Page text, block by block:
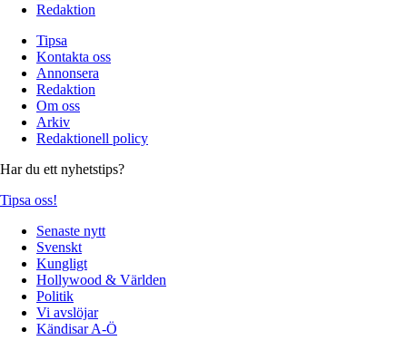
Redaktion
Tipsa
Kontakta oss
Annonsera
Redaktion
Om oss
Arkiv
Redaktionell policy
Har du ett nyhetstips?
Tipsa oss!
Senaste nytt
Svenskt
Kungligt
Hollywood & Världen
Politik
Vi avslöjar
Kändisar A-Ö